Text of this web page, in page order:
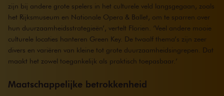
zijn bij andere grote spelers in het culturele veld langsgegaan, zoals
het Rijksmuseum en Nationale Opera & Ballet, om te sparren over
hun duurzaamheidsstrategieën’, vertelt Florien. ‘Veel andere mooie
culturele locaties hanteren Green Key. De twaalf thema’s zijn zeer
divers en variëren van kleine tot grote duurzaamheidsingrepen. Dat
maakt het zowel toegankelijk als praktisch toepasbaar.’
Maatschappelijke betrokkenheid